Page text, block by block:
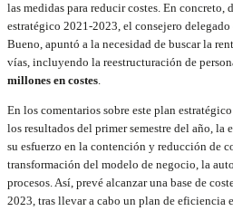
las medidas para reducir costes. En concreto,
estratégico 2021-2023, el consejero
Bueno, apuntó a la necesidad de buscar la
vías, incluyendo la reestructuración de
millones en costes.
En los comentarios sobre este plan
los resultados del primer semestre del año, la
su esfuerzo en la contención y reducción de
transformación del modelo de negocio, la
procesos. Así, prevé alcanzar una base de
2023, tras llevar a cabo un plan de eficiencia